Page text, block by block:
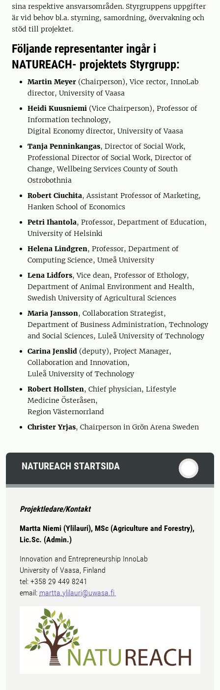
sina respektive ansvarsområden. Styrgruppens uppgifter
är vid behov bl.a. styrning, samordning, övervakning och
stöd till projektet.
Följande representanter ingår i
NATUREACH- projektets Styrgrupp:
Martin Meyer (Chairperson), Vice rector, InnoLab
director, University of Vaasa
Heidi Kuusniemi (Vice Chairperson), Professor of
Information technology,
Digital Economy director, University of Vaasa
Tanja Penninkangas, Director of Social Work,
Professional Director of Social Work, Director of
Change, Wellbeing Services County of South
Ostrobothnia
Robert Ciuchita, Assistant Professor of Marketing,
Hanken School of Economics
Petri Ihantola, Professor, Department of Education,
University of Helsinki
Helena Lindgren, Professor, Department of
Computing Science, Umeå University
Lena Lidfors, Vice dean, Professor of Ethology,
Department of Animal Environment and Health,
Swedish University of Agricultural Sciences
Maria Jansson, Collaboration Strategist,
Department of Business Administration, Technology
and Social Sciences, Luleå University of Technology
Carina Jenslid (deputy), Project Manager,
Collaboration and Innovation,
Luleå University of Technology
Robert Hollsten, Chief physician, Lifestyle
Medicine Österåsen,
Region Västernorrland
Christer Yrjas, Chairperson in Grön Arena Sweden
NATUREACH STARTSIDA
Projektledare/Kontakt
Martta Niemi (Ylilauri), MSc (Agriculture and Forestry),
Lic.Sc. (Admin.)
Innovation and Entrepreneurship InnoLab
University of Vaasa, Finland
tel: +358 29 449 8241
email: martta.ylilauri@uwasa.fi